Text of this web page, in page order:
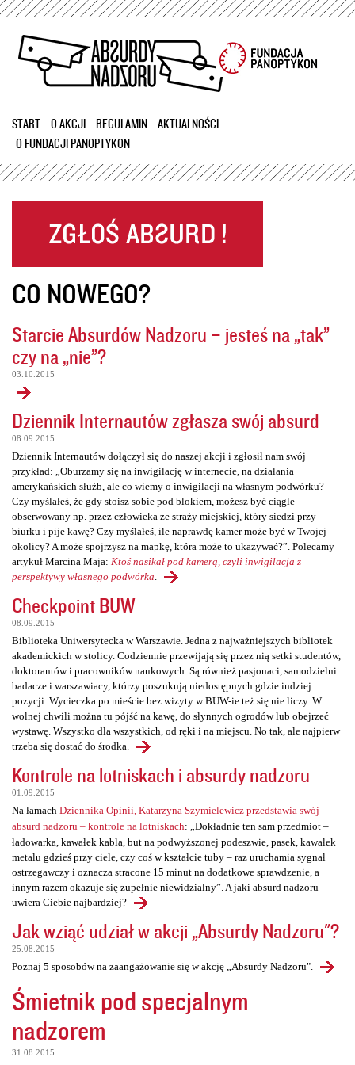
Przejdź
treści
START O AKCJI REGULAMIN
AKTUALNOŚCI
O FUNDACJI PANOPTYKON
CO NOWEGO?
Starcie Absurdów Nadzoru – jesteś na „tak”
czy na „nie”?
03.10.2015
Dziennik Internautów zgłasza swój absurd
08.09.2015
Dziennik Internautów dołączył się do naszej akcji i zgłosił nam swój
przykład: „Oburzamy się na inwigilację w internecie, na działania
amerykańskich służb, ale co wiemy o inwigilacji na własnym podwórku?
Czy myślałeś, że gdy stoisz sobie pod blokiem, możesz być ciągle
obserwowany np. przez człowieka ze straży miejskiej, który siedzi przy
biurku i pije kawę? Czy myślałeś, ile naprawdę kamer może być w Twojej
okolicy? A może spojrzysz na mapkę, która może to ukazywać?”. Polecamy
artykuł Marcina Maja: Ktoś nasikał pod kamerą, czyli inwigilacja z
perspektywy własnego podwórka
Checkpoint BUW
08.09.2015
Biblioteka Uniwersytecka w Warszawie. Jedna z najważniejszych bibliotek
akademickich w stolicy. Codziennie przewijają się przez nią setki studentów,
doktorantów i pracowników naukowych. Są również pasjonaci, samodzielni
badacze i warszawiacy, którzy poszukują niedostępnych gdzie indziej
pozycji. Wycieczka po mieście bez wizyty w BUW-ie też się nie liczy. W
wolnej chwili można tu pójść na kawę, do słynnych ogrodów lub obejrzeć
wystawę. Wszystko dla wszystkich, od ręki i na miejscu. No tak, ale najpierw
trzeba się dostać do środka.
Kontrole na lotniskach i absurdy nadzoru
01.09.2015
Na łamach Dziennika Opinii, Katarzyna Szymielewicz przedstawia swój
absurd nadzoru – kontrole na lotniskach: „Dokładnie ten sam przedmiot –
ładowarka, kawałek kabla, but na podwyższonej podeszwie, pasek, kawałek
metalu gdzieś przy ciele, czy coś w kształcie tuby – raz uruchamia sygnał
ostrzegawczy i oznacza stracone 15 minut na dodatkowe sprawdzenie, a
innym razem okazuje się zupełnie niewidzialny”. A jaki absurd nadzoru
uwiera Ciebie najbardziej?
Jak wziąć udział w akcji „Absurdy Nadzoru"?
25.08.2015
Poznaj 5 sposobów na zaangażowanie się w akcję „Absurdy Nadzoru".
Śmietnik pod specjalnym
nadzorem
31.08.2015